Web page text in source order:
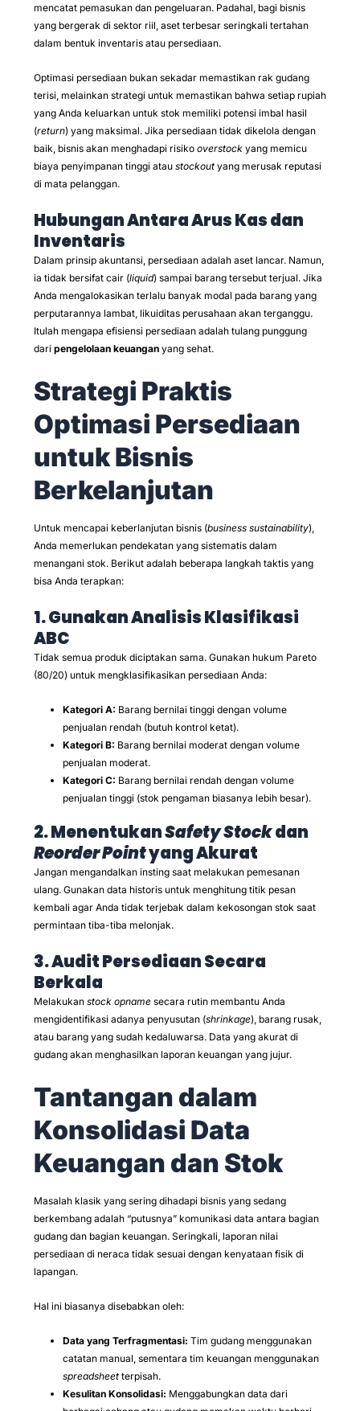
mencatat pemasukan dan pengeluaran. Padahal, bagi bisnis
yang bergerak di sektor riil, aset terbesar seringkali tertahan
dalam bentuk inventaris atau persediaan.
Optimasi persediaan bukan sekadar memastikan rak gudang
terisi, melainkan strategi untuk memastikan bahwa setiap rupiah
yang Anda keluarkan untuk stok memiliki potensi imbal hasil
(return) yang maksimal. Jika persediaan tidak dikelola dengan
baik, bisnis akan menghadapi risiko overstock yang memicu
biaya penyimpanan tinggi atau stockout yang merusak reputasi
di mata pelanggan.
Hubungan Antara Arus Kas dan
Inventaris
Dalam prinsip akuntansi, persediaan adalah aset lancar. Namun,
ia tidak bersifat cair (liquid) sampai barang tersebut terjual. Jika
Anda mengalokasikan terlalu banyak modal pada barang yang
perputarannya lambat, likuiditas perusahaan akan terganggu.
Itulah mengapa efisiensi persediaan adalah tulang punggung
dari pengelolaan keuangan yang sehat.
Strategi Praktis
Optimasi Persediaan
untuk Bisnis
Berkelanjutan
Untuk mencapai keberlanjutan bisnis (business sustainability),
Anda memerlukan pendekatan yang sistematis dalam
menangani stok. Berikut adalah beberapa langkah taktis yang
bisa Anda terapkan:
1. Gunakan Analisis Klasifikasi
ABC
Tidak semua produk diciptakan sama. Gunakan hukum Pareto
(80/20) untuk mengklasifikasikan persediaan Anda:
Kategori A: Barang bernilai tinggi dengan volume
penjualan rendah (butuh kontrol ketat).
Kategori B: Barang bernilai moderat dengan volume
penjualan moderat.
Kategori C: Barang bernilai rendah dengan volume
penjualan tinggi (stok pengaman biasanya lebih besar).
2. MenentukanSafety Stockdan
Reorder Pointyang Akurat
Jangan mengandalkan insting saat melakukan pemesanan
ulang. Gunakan data historis untuk menghitung titik pesan
kembali agar Anda tidak terjebak dalam kekosongan stok saat
permintaan tiba-tiba melonjak.
3. Audit Persediaan Secara
Berkala
Melakukan stock opname secara rutin membantu Anda
mengidentifikasi adanya penyusutan (shrinkage), barang rusak,
atau barang yang sudah kedaluwarsa. Data yang akurat di
gudang akan menghasilkan laporan keuangan yang jujur.
Tantangan dalam
Konsolidasi Data
Keuangan dan Stok
Masalah klasik yang sering dihadapi bisnis yang sedang
berkembang adalah “putusnya” komunikasi data antara bagian
gudang dan bagian keuangan. Seringkali, laporan nilai
persediaan di neraca tidak sesuai dengan kenyataan fisik di
lapangan.
Hal ini biasanya disebabkan oleh:
Data yang Terfragmentasi: Tim gudang menggunakan
catatan manual, sementara tim keuangan menggunakan
spreadsheet terpisah.
Kesulitan Konsolidasi: Menggabungkan data dari